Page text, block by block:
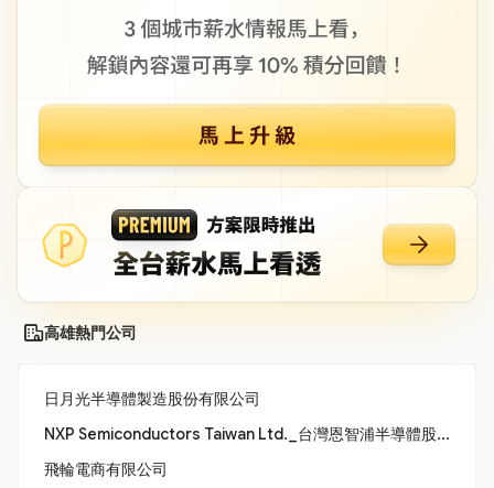
高雄熱門公司
日月光半導體製造股份有限公司
NXP Semiconductors Taiwan Ltd._台灣恩智浦半導體股份有限公司
飛輪電商有限公司